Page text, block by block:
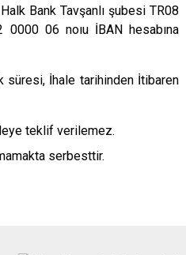
Bank Tavşanlı şubesi TR08
06 noıu İBAN hesabına
İhale tarihinden İtibaren
teklif verilemez.
serbesttir.